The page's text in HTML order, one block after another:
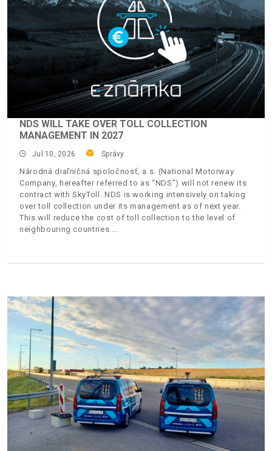
NDS WILL TAKE OVER TOLL COLLECTION
MANAGEMENT IN 2027
Jul 10, 2026 Správy
Národná diaľničná spoločnosť, a.s. (National Motorway
Company, hereafter referred to as “NDS”) will not renew its
contract with SkyToll. NDS is working intensively on taking
over toll collection under its management as of next year.
This will reduce the cost of toll collection to the level of
neighbouring countries.